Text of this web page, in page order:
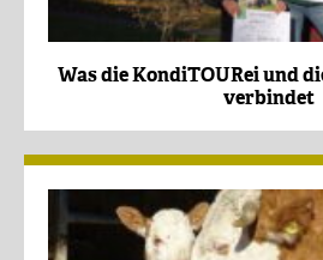
Was die KondiTOURei und
verbindet